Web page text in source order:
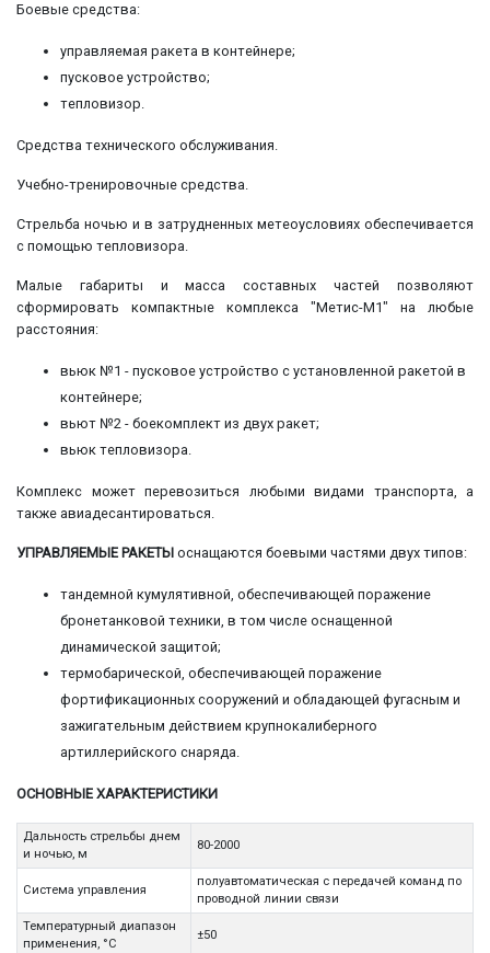
Боевые средства:
управляемая ракета в контейнере;
пусковое устройство;
тепловизор.
Средства технического обслуживания.
Учебно-тренировочные средства.
Стрельба ночью и в затрудненных метеоусловиях обеспечивается
с помощью тепловизора.
Малые габариты и масса составных частей позволяют
сформировать компактные комплекса "Метис-М1" на любые
расстояния:
вьюк №1 - пусковое устройство с установленной ракетой в
контейнере;
вьют №2 - боекомплект из двух ракет;
вьюк тепловизора.
Комплекс может перевозиться любыми видами транспорта, а
также авиадесантироваться.
УПРАВЛЯЕМЫЕ РАКЕТЫ оснащаются боевыми частями двух типов:
тандемной кумулятивной, обеспечивающей поражение
бронетанковой техники, в том числе оснащенной
динамической защитой;
термобарической, обеспечивающей поражение
фортификационных сооружений и обладающей фугасным и
зажигательным действием крупнокалиберного
артиллерийского снаряда.
ОСНОВНЫЕ ХАРАКТЕРИСТИКИ
Дальность стрельбы днем
и ночью, м
80-2000
Система управления
полуавтоматическая с передачей команд по
проводной линии связи
Температурный диапазон
применения, °С
±50